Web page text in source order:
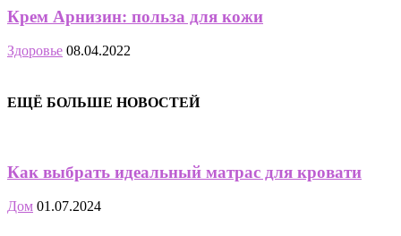
Крем Арнизин: польза для кожи
Здоровье 08.04.2022
ЕЩЁ БОЛЬШЕ НОВОСТЕЙ
Как выбрать идеальный матрас для кровати
Дом 01.07.2024